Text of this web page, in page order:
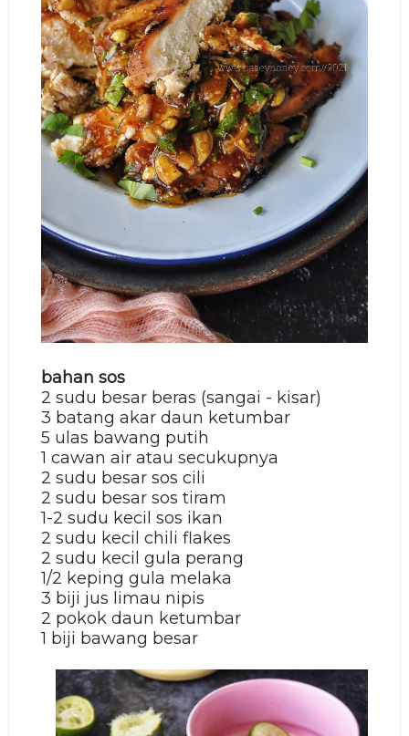
bahan sos
2 sudu besarberas (sangai - kisar)
3 batang akar daun ketumbar
5 ulas bawang putih
1 cawan air atau secukupnya
2 sudu besarsos cili
2 sudu besarsos tiram
1-2 sudu kecil sos ikan
2 sudu kecil chili flakes
2 sudu kecil gula perang
1/2 keping gula melaka
3 biji jus limau nipis
2 pokok daun ketumbar
1 biji bawang besar